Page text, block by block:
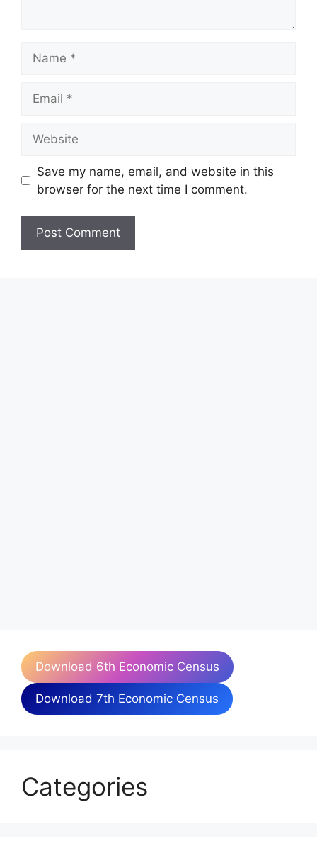
Save my name, email, and website in this
browser for the next time I comment.
Download 6th Economic Census
Download 7th Economic Census
Categories